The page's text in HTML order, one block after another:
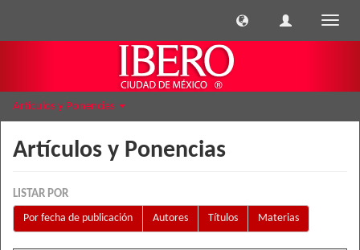
Artículos y Ponencias
Artículos y Ponencias
LISTAR POR
Por fecha de publicación
Autores Títulos Materias